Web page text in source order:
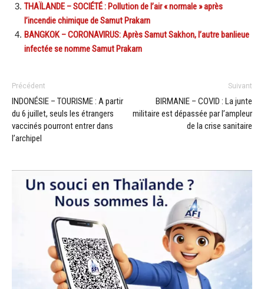
THAÏLANDE – SOCIÉTÉ : Pollution de l’air « normale » après
l’incendie chimique de Samut Prakarn
BANGKOK – CORONAVIRUS: Après Samut Sakhon, l’autre banlieue
infectée se nomme Samut Prakarn
Précédent
INDONÉSIE – TOURISME : A partir
du 6 juillet, seuls les étrangers
vaccinés pourront entrer dans
l’archipel
Suivant
BIRMANIE – COVID : La junte
militaire est dépassée par l’ampleur
de la crise sanitaire